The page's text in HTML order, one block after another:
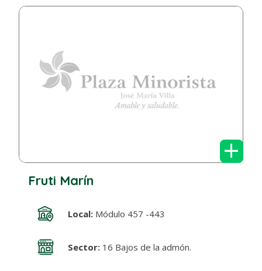
+
Fruti Marín
Local:Módulo 457 -443
Sector:16 Bajos de la admón.